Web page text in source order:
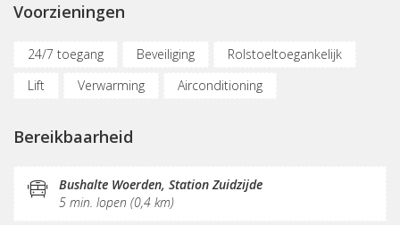
Voorzieningen
24/7 toegang Beveiliging
Rolstoeltoegankelijk
Lift
Verwarming
Airconditioning
Fietsenstalling
Vergaderplekken
Belruimte
Internetmogelijkheden
Bereikbaarheid
Bushalte Woerden, Station Zuidzijde
5 min. lopen (0,4 km)